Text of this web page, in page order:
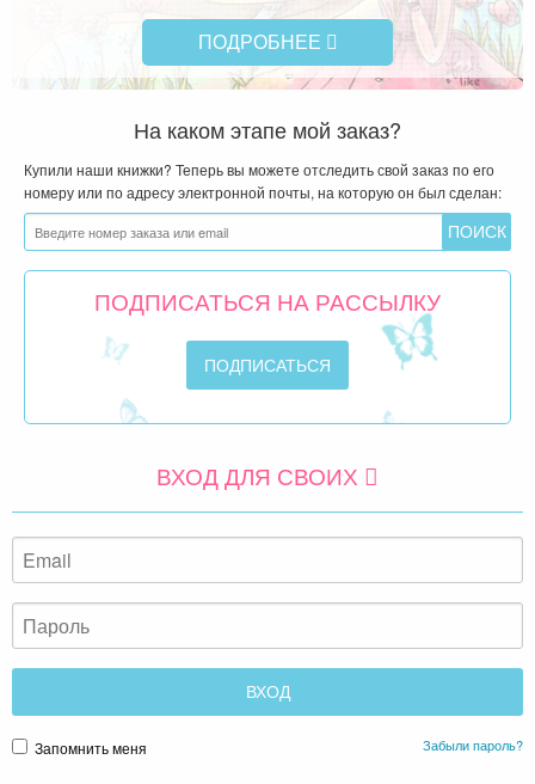
ПОДРОБНЕЕ
На каком этапе мой заказ?
Купили наши книжки? Теперь вы можете отследить свой заказ по его
номеру или по адресу электронной почты, на которую он был сделан:
ПОДПИСАТЬСЯ НА РАССЫЛКУ
ВХОД ДЛЯ СВОИХ
Запомнить меня Забыли пароль?